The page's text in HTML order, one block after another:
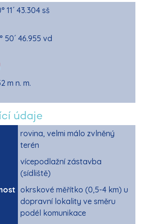
11´ 43.304 sš
50´ 46.955 vd
m n. m.
údaje
rovina, velmi málo zvlněný
terén
vícepodlažní zástavba
(sídliště)
okrskové měřítko (0,5-4 km) u
dopravní lokality ve směru
podél komunikace